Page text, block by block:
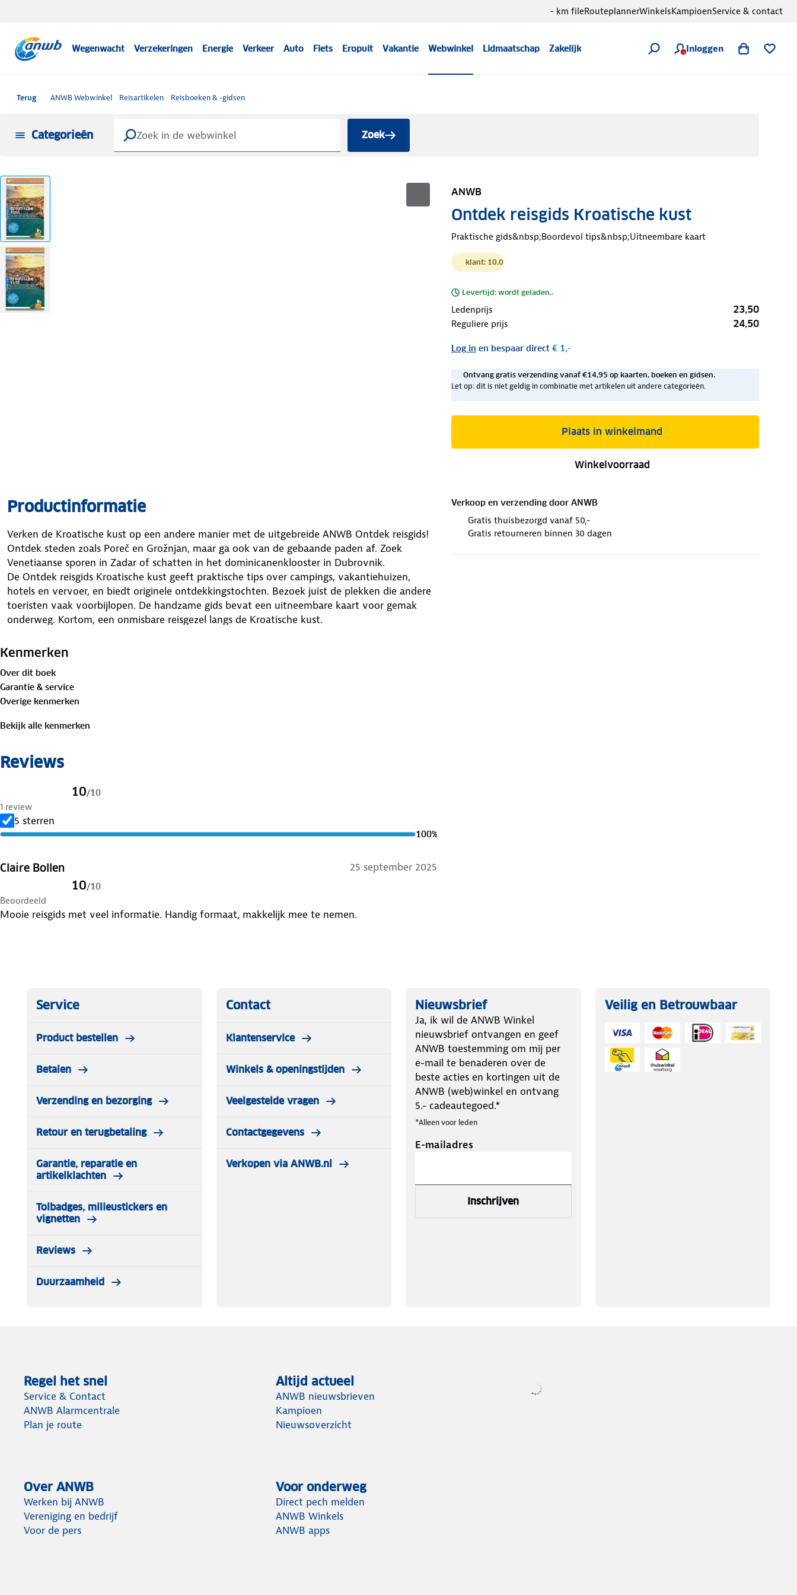
Wegenwacht Verzekeringen Energie Verkeer Auto Fiets Eropuit Vakantie Webwinkel Lidmaatschap Zakelijk Inloggen
- km fileRouteplannerWinkelsKampioenService & contact
Terug ANWB Webwinkel Reisartikelen Reisboeken & -gidsen
Categorieën Zoek
ANWB
Ontdek reisgids Kroatische kust
Praktische gids&nbsp;Boordevol tips&nbsp;Uitneembare kaart
klant: 10.0
Levertijd: wordt geladen..
Ledenprijs 23,50
Reguliere prijs 24,50
Log in en bespaar direct€ 1,-
Ontvang gratis verzending vanaf €14,95 op kaarten, boeken en gidsen.
Let op: dit is niet geldig in combinatie met artikelen uit andere categorieën.
Plaats in winkelmand
Winkelvoorraad
Verkoop en verzending door ANWB
Gratis thuisbezorgd vanaf 50,-
Gratis retourneren binnen 30 dagen
Productinformatie
Verken de Kroatische kust op een andere manier met de uitgebreide ANWB Ontdek reisgids!
Ontdek steden zoals Poreč en Grožnjan, maar ga ook van de gebaande paden af. Zoek
Venetiaanse sporen in Zadar of schatten in het dominicanenklooster in Dubrovnik.
De Ontdek reisgids Kroatische kust geeft praktische tips over campings, vakantiehuizen,
hotels en vervoer, en biedt originele ontdekkingstochten. Bezoek juist de plekken die andere
toeristen vaak voorbijlopen. De handzame gids bevat een uitneembare kaart voor gemak
onderweg. Kortom, een onmisbare reisgezel langs de Kroatische kust.
Kenmerken
Over dit boek
Garantie & service
Overige kenmerken
Bekijk alle kenmerken
Reviews
10/10
1 review
5 sterren
100%
Claire Bollen 25 september 2025
10/10
Beoordeeld
Mooie reisgids met veel informatie. Handig formaat, makkelijk mee te nemen.
Service
Product bestellen
Betalen
Verzending en bezorging
Retour en terugbetaling
Garantie, reparatie en
artikelklachten
Tolbadges, milieustickers en
vignetten
Reviews
Duurzaamheid
Contact
Klantenservice
Winkels & openingstijden
Veelgestelde vragen
Contactgegevens
Verkopen via ANWB.nl
Nieuwsbrief
Ja, ik wil de ANWB Winkel
nieuwsbrief ontvangen en geef
ANWB toestemming om mij per
e-mail te benaderen over de
beste acties en kortingen uit de
ANWB (web)winkel en ontvang
5.- cadeautegoed.*
*Alleen voor leden
E-mailadres
Inschrijven
Veilig en Betrouwbaar
Regel het snel
Service & Contact
ANWB Alarmcentrale
Plan je route
Altijd actueel
ANWB nieuwsbrieven
Kampioen
Nieuwsoverzicht
Over ANWB
Werken bij ANWB
Vereniging en bedrijf
Voor de pers
Voor onderweg
Direct pech melden
ANWB Winkels
ANWB apps